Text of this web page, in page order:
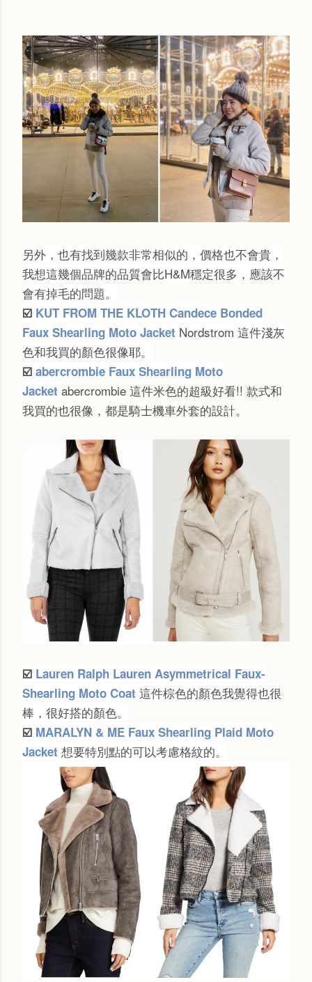
另外，也有找到幾款非常相似的，價格也不會貴，
我想這幾個品牌的品質會比H&M穩定很多，應該不
會有掉毛的問題。
☑️ KUT FROM THE KLOTH Candece Bonded
Faux Shearling Moto Jacket Nordstrom 這件淺灰
色和我買的顏色很像耶。
☑️ abercrombie Faux Shearling Moto
Jacket abercrombie 這件米色的超級好看!! 款式和
我買的也很像，都是騎士機車外套的設計。
☑️ Lauren Ralph Lauren Asymmetrical Faux-
Shearling Moto Coat 這件棕色的顏色我覺得也很
棒，很好搭的顏色。
☑️ MARALYN & ME Faux Shearling Plaid Moto
Jacket 想要特別點的可以考慮格紋的。